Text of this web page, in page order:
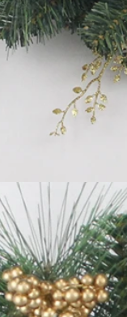
2026-05-